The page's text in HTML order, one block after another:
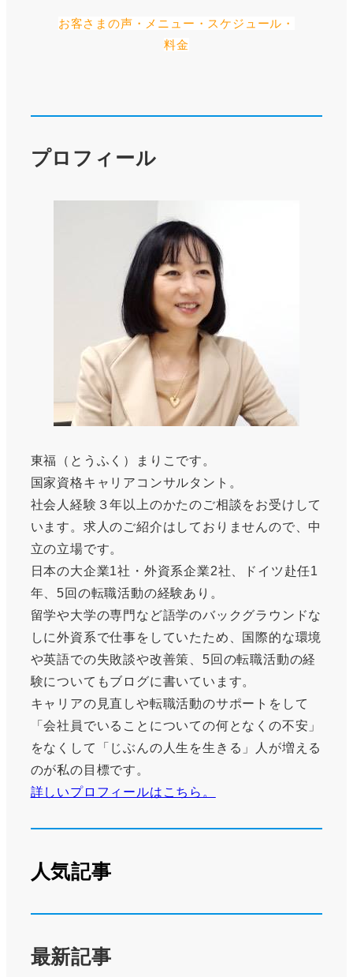
お客さまの声・メニュー・スケジュール・
料金
プロフィール
東福（とうふく）まりこです。
国家資格キャリアコンサルタント。
社会人経験３年以上のかたのご相談をお受けして
います。求人のご紹介はしておりませんので、中
立の立場です。
日本の大企業1社・外資系企業2社、ドイツ赴任1
年、5回の転職活動の経験あり。
留学や大学の専門など語学のバックグラウンドな
しに外資系で仕事をしていたため、国際的な環境
や英語での失敗談や改善策、5回の転職活動の経
験についてもブログに書いています。
キャリアの見直しや転職活動のサポートをして
「会社員でいることについての何となくの不安」
をなくして「じぶんの人生を生きる」人が増える
のが私の目標です。
詳しいプロフィールはこちら。
人気記事
最新記事